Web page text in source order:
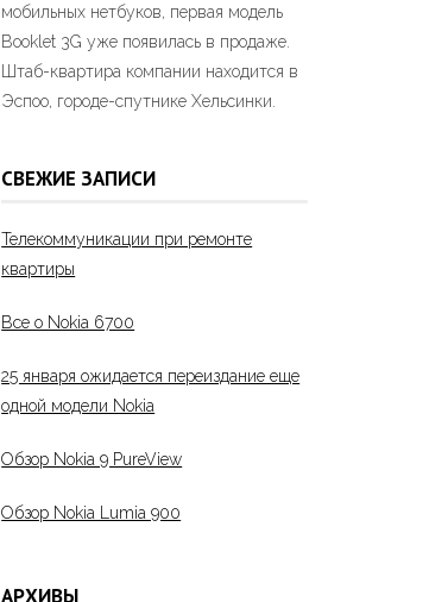
мобильных нетбуков, первая модель
Booklet 3G уже появилась в продаже.
Штаб-квартира компании находится в
Эспоо, городе-спутнике Хельсинки.
СВЕЖИЕ ЗАПИСИ
Телекоммуникации при ремонте
квартиры
Все о Nokia 6700
25 января ожидается переиздание еще
одной модели Nokia
Обзор Nokia 9 PureView
Обзор Nokia Lumia 900
АРХИВЫ